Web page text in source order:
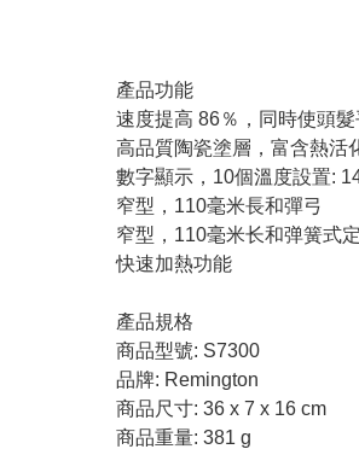
產品功能
速度提高 86％，同時使頭
高品質陶瓷塗層，富含熱活
數字顯示，10個溫度設置:
窄型，110毫米長和彈弓
窄型，110毫米长和弹簧式
快速加熱功能
產品規格
商品型號: S7300
品牌: Remington
商品尺寸: 36 x 7 x 16 cm
商品重量: 381 g